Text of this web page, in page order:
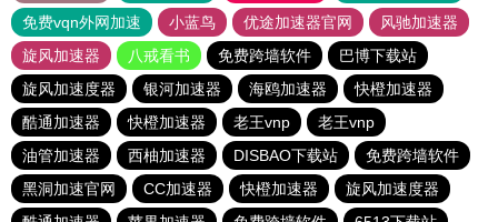
免费vqn外网加速
小蓝鸟 优途加速器官网
风驰加速器
旋风加速器
八戒看书 免费跨墙软件
巴博下载站
旋风加速度器
银河加速器 海鸥加速器
快橙加速器
酷通加速器
快橙加速器 老王vnp
老王vnp
油管加速器
西柚加速器 DISBAO下载站
免费跨墙软件
黑洞加速官网
CC加速器 快橙加速器
旋风加速度器